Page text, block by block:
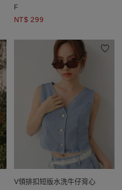
BRA背心
F
NT$ 299
V領排扣短版水洗牛仔背心